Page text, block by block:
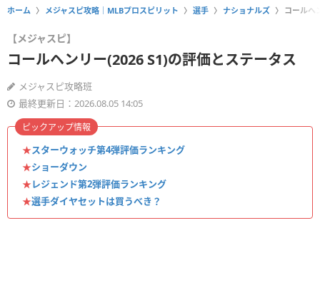
ホーム メジャスピ攻略｜MLBプロスピリット 選手 ナショナルズ コールヘ
【メジャスピ】
コールヘンリー(2026 S1)の評価とステータス
メジャスピ攻略班
最終更新日：2026.08.05 14:05
★スターウォッチ第4弾評価ランキング
★ショーダウン
★レジェンド第2弾評価ランキング
★選手ダイヤセットは買うべき？
ピックアップ情報